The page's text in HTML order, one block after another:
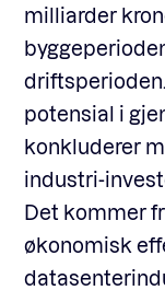
milliarder
potensial i
konkluderer
industri-
Det kommer
økonomisk